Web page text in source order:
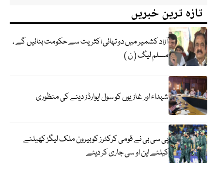
تازہ ترین خبریں
آزاد کشمیر میں دو تہائی اکثریت سے حکومت بنائیں گے ،
مسلم لیگ ( ن )
شہداء اور غازیوں کو سول ایوارڈز دینے کی منظوری
پی سی بی نے قومی کرکٹرز کو بیرون ملک لیگز کھیلنے
کیلئے این او سی جاری کر دیئے